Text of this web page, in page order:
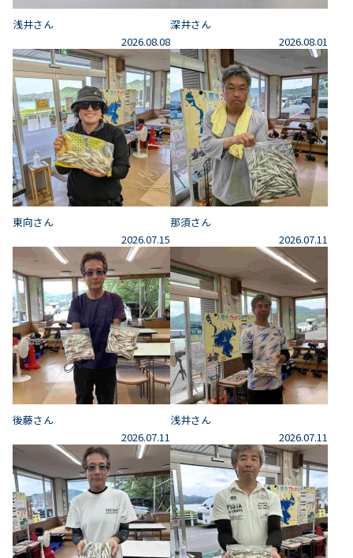
浅井さん
2026.08.08
深井さん
2026.08.01
東向さん
2026.07.15
那須さん
2026.07.11
後藤さん
2026.07.11
浅井さん
2026.07.11